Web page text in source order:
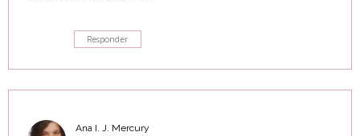
Responder
Ana I. J. Mercury